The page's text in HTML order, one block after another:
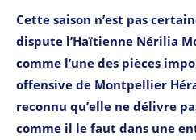
Cette saison n’est pas
dispute l’Haïtienne Nérilia
comme l’une des pièces
offensive de Montpellier
reconnu qu’elle ne délivre
comme il le faut dans une